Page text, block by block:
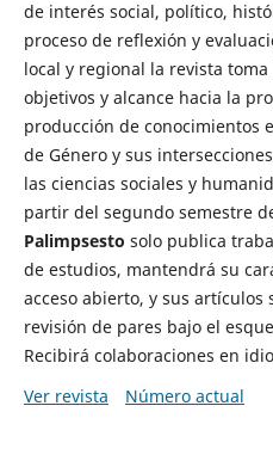
de interés social, político,
proceso de reflexión y
local y regional la revista
objetivos y alcance hacia la
producción de conocimientos
de Género y sus
las ciencias sociales y
partir del segundo semestre
Palimpsesto solo publica
de estudios, mantendrá su
acceso abierto, y sus
revisión de pares bajo el
Recibirá colaboraciones en
Ver revista
Número actual